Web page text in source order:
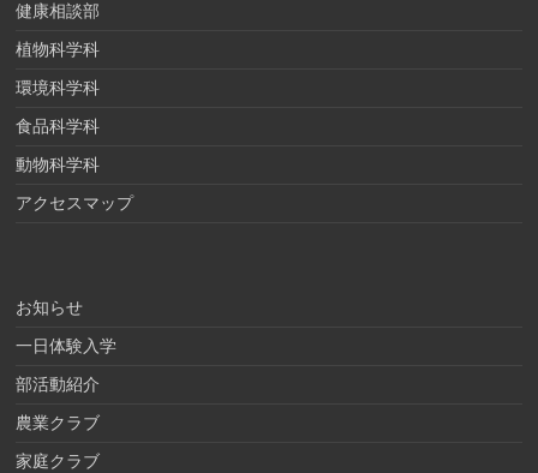
健康相談部
植物科学科
環境科学科
食品科学科
動物科学科
アクセスマップ
お知らせ
一日体験入学
部活動紹介
農業クラブ
家庭クラブ